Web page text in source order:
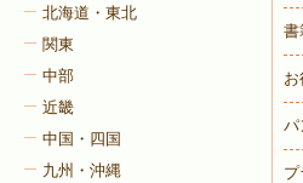
北海道・東北
関東
中部
近畿
中国・四国
九州・沖縄
書
パ